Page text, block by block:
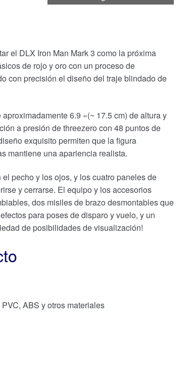
el DLX Iron Man Mark 3 como la próxima
de rojo y oro con un proceso de
con precisión el diseño del traje blindado de
6.9 «(~ 17.5 cm) de altura y
a presión de threezero con 48 puntos de
exquisito permiten que la figura
mantiene una apariencia realista.
pecho y los ojos, y los cuatro paneles de
y cerrarse. El equipo y los accesorios
dos misiles de brazo desmontables que
para poses de disparo y vuelo, y un
de posibilidades de visualización!
ABS y otros materiales